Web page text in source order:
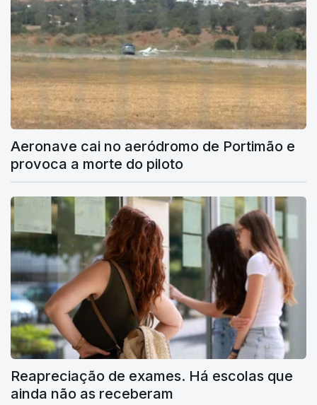
Aeronave cai no aeródromo de Portimão e
provoca a morte do piloto
Reapreciação de exames. Há escolas que
ainda não as receberam